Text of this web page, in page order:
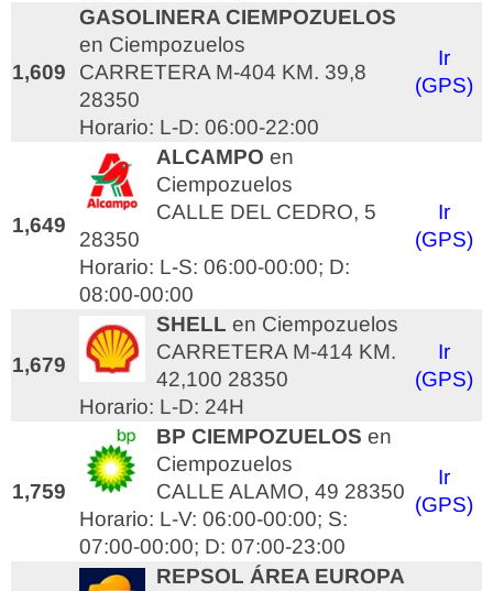
1,609
GASOLINERA CIEMPOZUELOS
en Ciempozuelos
CARRETERA M-404 KM. 39,8
28350
Horario: L-D: 06:00-22:00
Ir
(GPS)
1,649
ALCAMPO en
Ciempozuelos
CALLE DEL CEDRO, 5
28350
Horario: L-S: 06:00-00:00; D:
08:00-00:00
Ir
(GPS)
1,679
SHELL en Ciempozuelos
CARRETERA M-414 KM.
42,100 28350
Horario: L-D: 24H
Ir
(GPS)
1,759
BP CIEMPOZUELOS en
Ciempozuelos
CALLE ALAMO, 49 28350
Horario: L-V: 06:00-00:00; S:
07:00-00:00; D: 07:00-23:00
Ir
(GPS)
REPSOL ÁREA EUROPA